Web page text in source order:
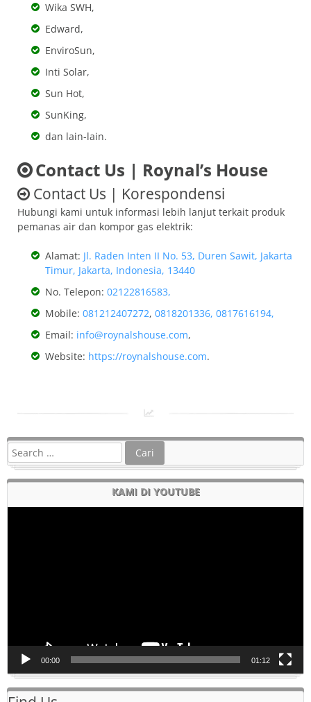
Wika SWH,
Edward,
EnviroSun,
Inti Solar,
Sun Hot,
SunKing,
dan lain-lain.
Contact Us | Roynal’s House
Contact Us | Korespondensi
Hubungi kami untuk informasi lebih lanjut terkait produk
pemanas air dan kompor gas elektrik:
Alamat: Jl. Raden Inten II No. 53, Duren Sawit, Jakarta
Timur, Jakarta, Indonesia, 13440
No. Telepon: 02122816583,
Mobile: 081212407272, 0818201336, 0817616194,
Email: info@roynalshouse.com,
Website: https://roynalshouse.com.
KAMI DI YOUTUBE
00:00 01:12